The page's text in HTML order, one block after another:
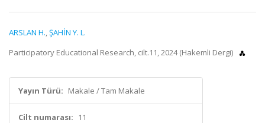
ARSLAN H.,ŞAHİN Y. L.
Participatory Educational Research, cilt.11, 2024 (Hakemli Dergi)
Yayın Türü: Makale / Tam Makale
Cilt numarası: 11